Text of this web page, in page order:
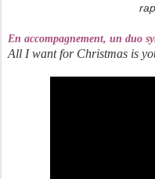
En accompagnement, un duo
All I want for Christmas is